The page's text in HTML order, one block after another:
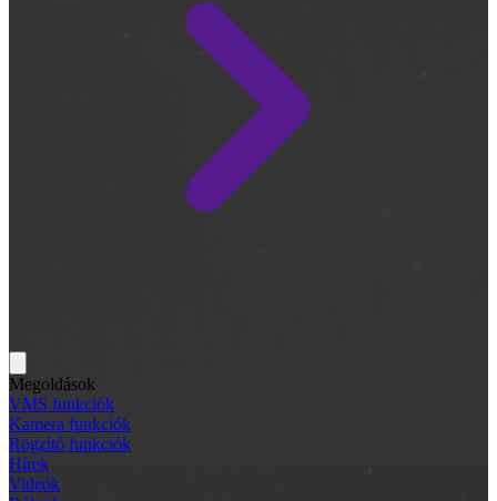
Megoldások
VMS funkciók
Kamera funkciók
Rögzítő funkciók
Hírek
Videók